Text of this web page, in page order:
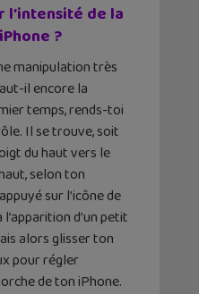
l’intensité de la
?
manipulation très
il encore la
temps, rends-toi
Il se trouve, soit
du haut vers le
selon ton
sur l’icône de
d’un petit
alors glisser ton
pour régler
de ton iPhone.